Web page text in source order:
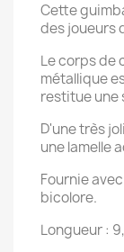
Cette
des joueurs
Le corps de
métallique
restitue une
D'une très
une lamelle
Fournie
bicolore.
Longueur :